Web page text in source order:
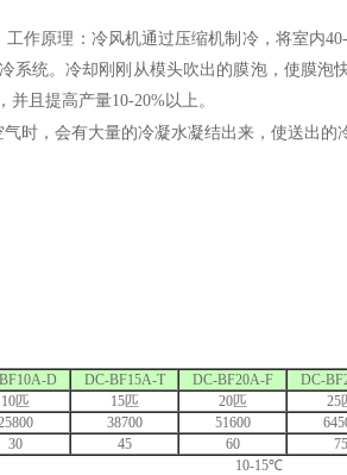
作原理：冷风机通过压缩机制冷，将室内
系统。冷却刚刚从模头吹出的膜泡，使膜泡
且提高产量10-20%以上。
时，会有大量的冷凝水凝结出来，使送出的
D DC-BF15A-T DC-BF20A-F DC-
10匹 15匹 20匹 25
38700 51600
30 45 60 75
10-15℃